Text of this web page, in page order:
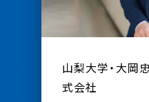
山梨大学・大岡
式会社